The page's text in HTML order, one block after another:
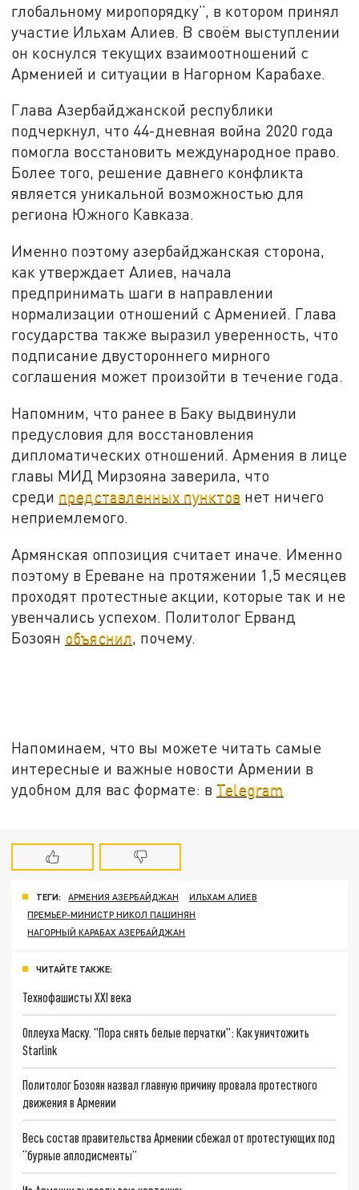
глобальному миропорядку”, в котором принял
участие Ильхам Алиев. В своём выступлении
он коснулся текущих взаимоотношений с
Арменией и ситуации в Нагорном Карабахе.
Глава Азербайджанской республики
подчеркнул, что 44-дневная война 2020 года
помогла восстановить международное право.
Более того, решение давнего конфликта
является уникальной возможностью для
региона Южного Кавказа.
Именно поэтому азербайджанская сторона,
как утверждает Алиев, начала
предпринимать шаги в направлении
нормализации отношений с Арменией. Глава
государства также выразил уверенность, что
подписание двустороннего мирного
соглашения может произойти в течение года.
Напомним, что ранее в Баку выдвинули
предусловия для восстановления
дипломатических отношений. Армения в лице
главы МИД Мирзояна заверила, что
среди представленных пунктов нет ничего
неприемлемого.
Армянская оппозиция считает иначе. Именно
поэтому в Ереване на протяжении 1,5 месяцев
проходят протестные акции, которые так и не
увенчались успехом. Политолог Ерванд
Бозоян объяснил , почему.
Напоминаем, что вы можете читать самые
интересные и важные новости Армении в
удобном для вас формате: в Telegram
ТЕГИ: АРМЕНИЯ АЗЕРБАЙДЖАН
ИЛЬХАМ АЛИЕВ
ПРЕМЬЕР-МИНИСТР НИКОЛ ПАШИНЯН
НАГОРНЫЙ КАРАБАХ АЗЕРБАЙДЖАН
ЧИТАЙТЕ ТАКЖЕ:
Технофашисты XXI века
Оплеуха Маску. "Пора снять белые перчатки": Как уничтожить
Starlink
Политолог Бозоян назвал главную причину провала протестного
движения в Армении
Весь состав правительства Армении сбежал от протестующих под
“бурные аплодисменты”